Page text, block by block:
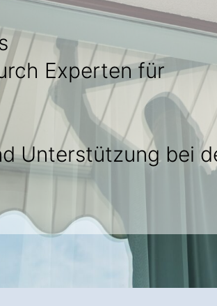
Experten für
Unterstützung bei